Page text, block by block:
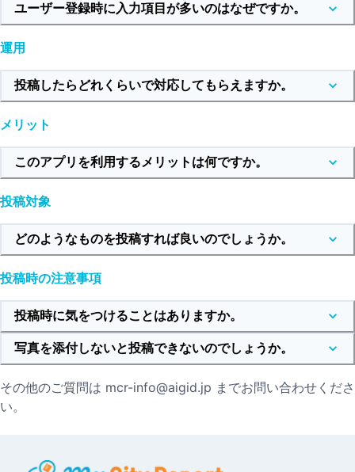
ユーザー登録時に入力項目が多いのはなぜですか。
運用
投稿したらどれくらいで対応してもらえますか。
メリット
このアプリを利用するメリットは何ですか。
投稿対象
どのようなものを投稿すれば良いのでしょうか。
投稿時の注意事項
投稿時に気をつけることはありますか。
写真を添付しないと投稿できないのでしょうか。
その他のご質問は mcr-info@aigid.jp までお問い合わせくださ
い。